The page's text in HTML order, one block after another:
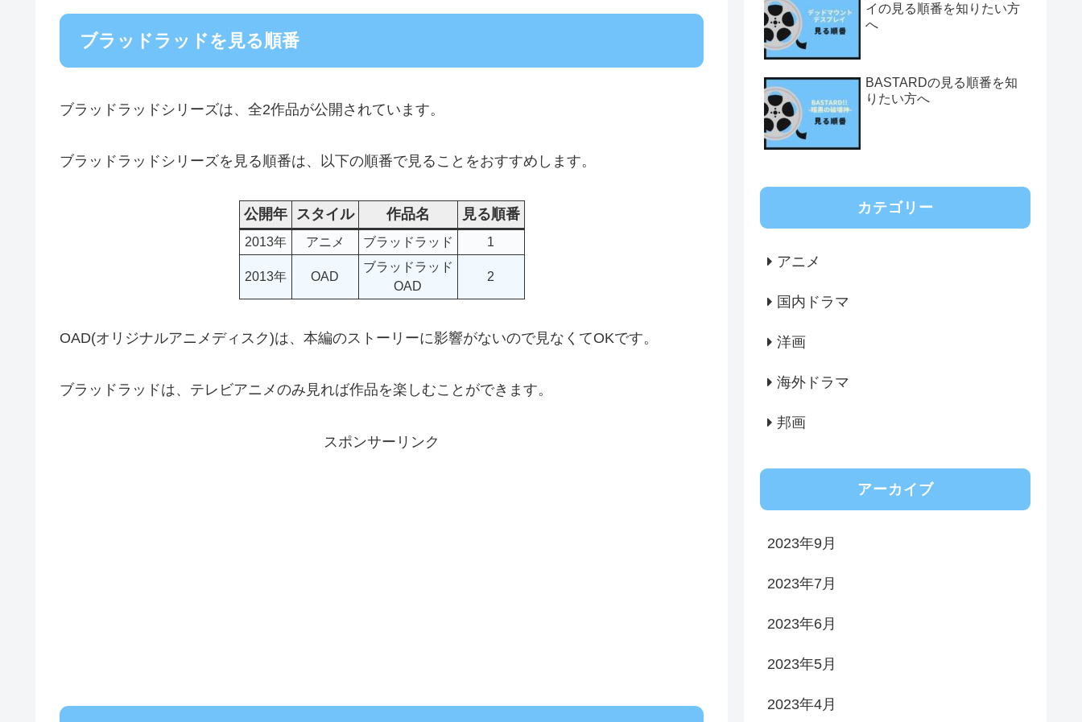
ブラッドラッドを見る順番
ブラッドラッドシリーズは、全2作品が公開されています。
ブラッドラッドシリーズを見る順番は、以下の順番で見ることをおすすめします。
公開年 スタイル 作品名 見る順番
2013年 アニメ ブラッドラッド 1
2013年 OAD
ブラッドラッド
OAD
2
OAD(オリジナルアニメディスク)は、本編のストーリーに影響がないので見なくてOKです。
ブラッドラッドは、テレビアニメのみ見れば作品を楽しむことができます。
スポンサーリンク
イの見る順番を知りたい方
へ
BASTARDの見る順番を知
りたい方へ
カテゴリー
アニメ
国内ドラマ
洋画
海外ドラマ
邦画
アーカイブ
2023年9月
2023年7月
2023年6月
2023年5月
2023年4月